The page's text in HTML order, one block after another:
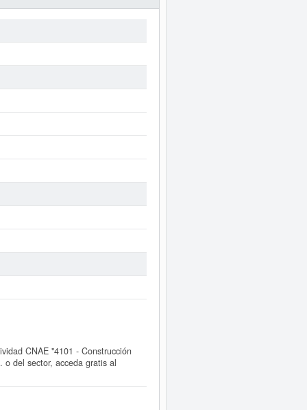
CNAE "4101 - Construcción
o del sector, acceda gratis al